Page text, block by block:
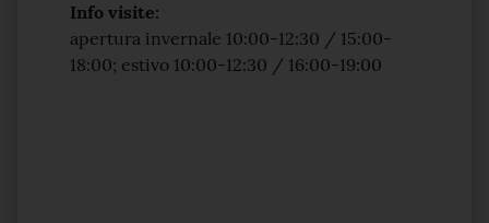
Info visite:
apertura invernale 10:00-12:30 / 15:00-
18:00; estivo 10:00-12:30 / 16:00-19:00